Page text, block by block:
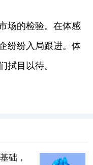
场的检验。在体感
纷纷入局跟进。体
拭目以待。
础，